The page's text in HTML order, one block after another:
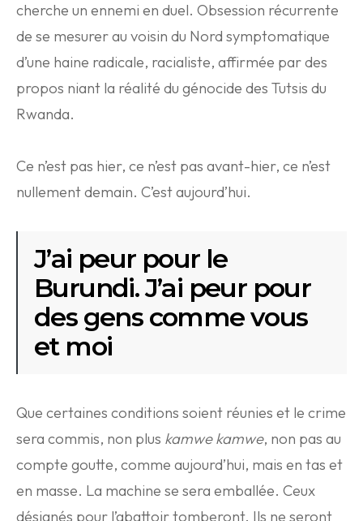
cherche un ennemi en duel. Obsession récurrente
de se mesurer au voisin du Nord symptomatique
d’une haine radicale, racialiste, affirmée par des
propos niant la réalité du génocide des Tutsis du
Rwanda.
Ce n’est pas hier, ce n’est pas avant-hier, ce n’est
nullement demain. C’est aujourd’hui.
J’ai peur pour le
Burundi. J’ai peur pour
des gens comme vous
et moi
Que certaines conditions soient réunies et le crime
sera commis, non plus kamwe kamwe, non pas au
compte goutte, comme aujourd’hui, mais en tas et
en masse. La machine se sera emballée. Ceux
désignés pour l’abattoir tomberont. Ils ne seront